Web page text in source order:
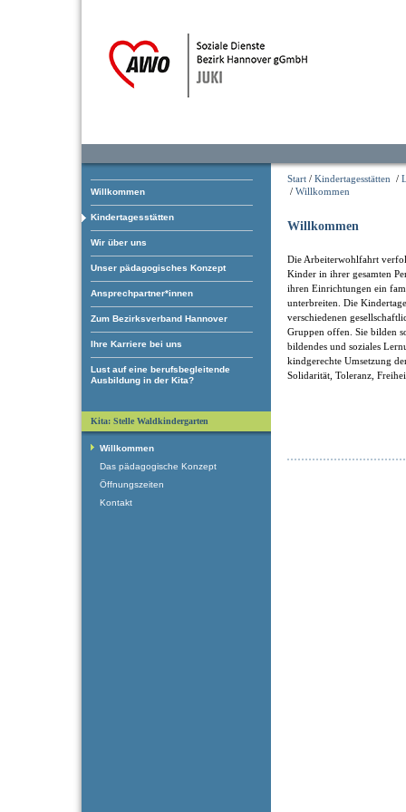
Willkommen
Kindertagesstätten
Wir über uns
Unser pädagogisches Konzept
Ansprechpartner*innen
Zum Bezirksverband Hannover
Ihre Karriere bei uns
Lust auf eine berufsbegleitende
Ausbildung in der Kita?
Start / Kindertagesstätten /
/ Willkommen
Willkommen
Die Arbeiterwohlfahrt
Kinder in ihrer gesamten
ihren Einrichtungen ein
unterbreiten. Die
verschiedenen
Gruppen offen. Sie bilden
bildendes und soziales
kindgerechte Umsetzung
Solidarität, Toleranz,
Kita: Stelle Waldkindergarten
Willkommen
Das pädagogische Konzept
Öffnungszeiten
Kontakt